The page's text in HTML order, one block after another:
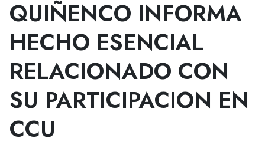
QUIÑENCO INFORMA
HECHO ESENCIAL
RELACIONADO CON
SU PARTICIPACION EN
CCU